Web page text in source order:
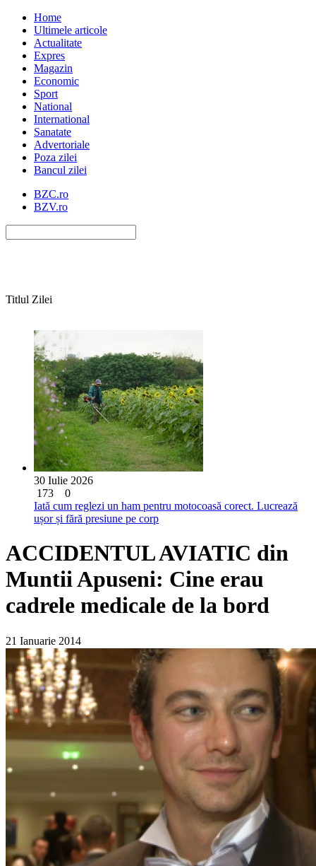
Home
Ultimele articole
Actualitate
Expres
Magazin
Economic
Sport
National
International
Sanatate
Advertoriale
Poza zilei
Bancul zilei
BZC.ro
BZV.ro
Titlul Zilei
30 Iulie 2026
173
0
Iată cum reglezi un ham pentru motocoasă corect. Lucrează
ușor și fără presiune pe corp
ACCIDENTUL AVIATIC din
Muntii Apuseni: Cine erau
cadrele medicale de la bord
21 Ianuarie 2014